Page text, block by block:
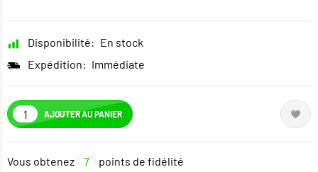
Disponibilité: En stock
Expédition: Immédiate
AJOUTER AU PANIER
Vous obtenez 7
points de fidélité